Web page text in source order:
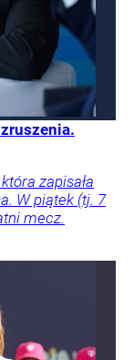
zapisała
W piątek (tj. 7
mecz.